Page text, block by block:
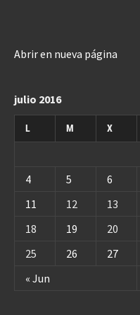
Abrir en nueva página
julio 2016
L M X
« Jun
4
5 6
11
12 13
18
19 20
25
26 27